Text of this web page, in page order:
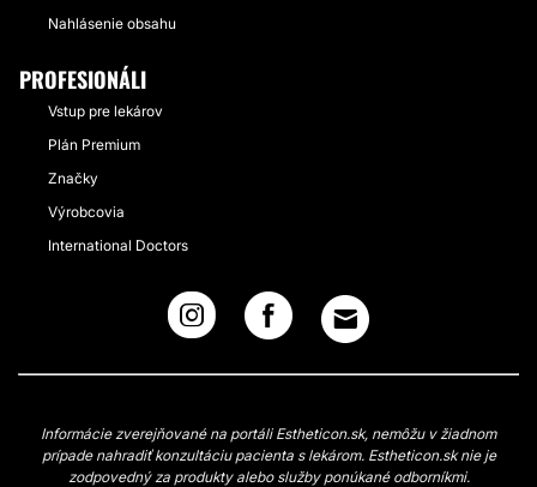
Nahlásenie obsahu
PROFESIONÁLI
Vstup pre lekárov
Plán Premium
Značky
Výrobcovia
International Doctors
Informácie zverejňované na portáli Estheticon.sk, nemôžu v žiadnom
prípade nahradiť konzultáciu pacienta s lekárom. Estheticon.sk nie je
zodpovedný za produkty alebo služby ponúkané odborníkmi.